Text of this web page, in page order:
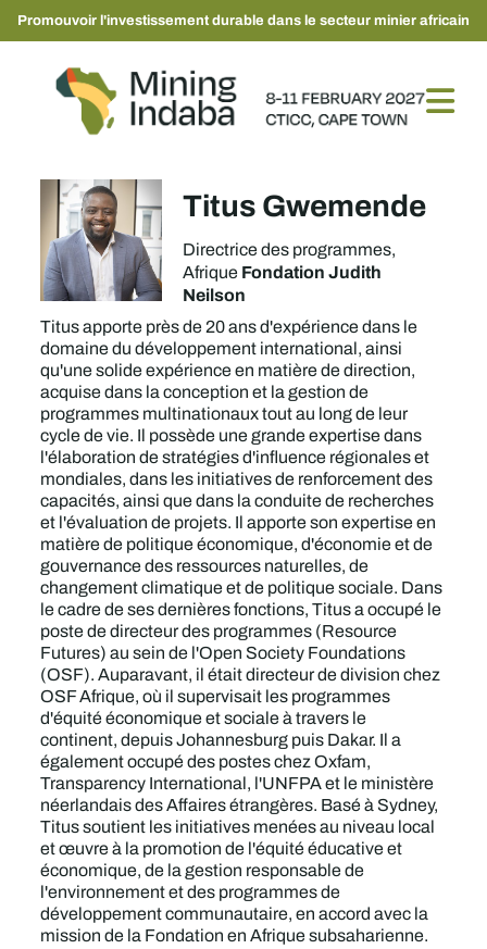
Promouvoir l'investissement durable dans le secteur minier africain
Titus Gwemende
Directrice des programmes,
AfriqueFondation Judith
Neilson
Titus apporte près de 20 ans d'expérience dans le
domaine du développement international, ainsi
qu'une solide expérience en matière de direction,
acquise dans la conception et la gestion de
programmes multinationaux tout au long de leur
cycle de vie. Il possède une grande expertise dans
l'élaboration de stratégies d'influence régionales et
mondiales, dans les initiatives de renforcement des
capacités, ainsi que dans la conduite de recherches
et l'évaluation de projets. Il apporte son expertise en
matière de politique économique, d'économie et de
gouvernance des ressources naturelles, de
changement climatique et de politique sociale. Dans
le cadre de ses dernières fonctions, Titus a occupé le
poste de directeur des programmes (Resource
Futures) au sein de l'Open Society Foundations
(OSF). Auparavant, il était directeur de division chez
OSF Afrique, où il supervisait les programmes
d'équité économique et sociale à travers le
continent, depuis Johannesburg puis Dakar. Il a
également occupé des postes chez Oxfam,
Transparency International, l'UNFPA et le ministère
néerlandais des Affaires étrangères. Basé à Sydney,
Titus soutient les initiatives menées au niveau local
et œuvre à la promotion de l'équité éducative et
économique, de la gestion responsable de
l'environnement et des programmes de
développement communautaire, en accord avec la
mission de la Fondation en Afrique subsaharienne.